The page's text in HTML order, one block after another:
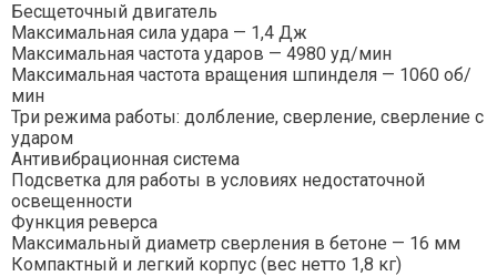
Бесщеточный двигатель
Максимальная сила удара — 1,4 Дж
Максимальная частота ударов — 4980 уд/мин
Максимальная частота вращения шпинделя — 1060 об/
мин
Три режима работы: долбление, сверление, сверление с
ударом
Антивибрационная система
Подсветка для работы в условиях недостаточной
освещенности
Функция реверса
Максимальный диаметр сверления в бетоне — 16 мм
Компактный и легкий корпус (вес нетто 1,8 кг)